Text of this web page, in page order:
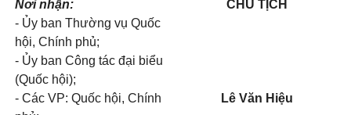
Nơi nhận:
- Ủy ban Thường vụ Quốc
hội, Chính phủ;
- Ủy ban Công tác đại biểu
(Quốc hội);
- Các VP: Quốc hội, Chính
CHỦ TỊCH
Lê Văn Hiệu